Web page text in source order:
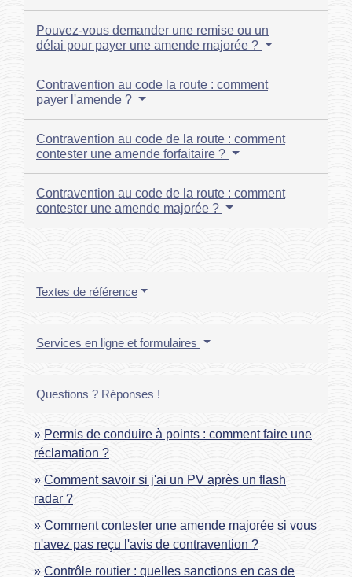
Pouvez-vous demander une remise ou un
délai pour payer une amende majorée ?
Contravention au code la route : comment
payer l'amende ?
Contravention au code de la route : comment
contester une amende forfaitaire ?
Contravention au code de la route : comment
contester une amende majorée ?
Textes de référence
Services en ligne et formulaires
Questions ? Réponses !
Permis de conduire à points : comment faire une
réclamation ?
Comment savoir si j'ai un PV après un flash
radar ?
Comment contester une amende majorée si vous
n'avez pas reçu l'avis de contravention ?
Contrôle routier : quelles sanctions en cas de